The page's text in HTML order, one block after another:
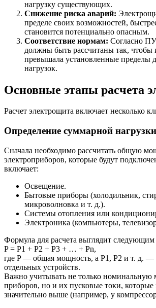
нагрузку существующих.
Снижение риска аварий:
пределе своих возможностей,
становится потенциально опасным.
Соответствие нормам: Согласно
должны быть рассчитаны так, чтобы
превышала установленные пределы
нагрузок.
Основные этапы расчета
Расчет электрощита включает несколько
Определение суммарной нагрузки
Сначала необходимо рассчитать общую
электроприборов, которые будут
включает:
Освещение.
Бытовые приборы (холодильник,
микроволновка и т. д.).
Системы отопления или
Электроника (компьютеры,
Формула для расчета выглядит следующим
P = P1 + P2 + P3 + … + Pn,
где P — общая мощность, а P1, P2 и т. д.
отдельных устройств.
Важно учитывать не только номинальную
приборов, но и их пусковые токи, которые
значительно выше (например, у